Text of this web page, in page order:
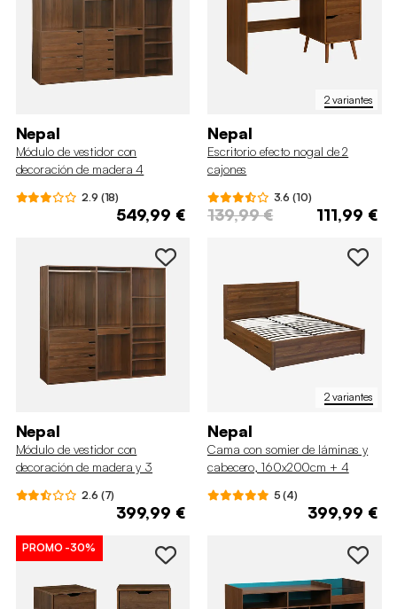
Nepal
Módulo de vestidor con
decoración de madera 4
2.9 (18)
549,99 €
2 variantes
Nepal
Escritorio efecto nogal de 2
cajones
3.6 (10)
139,99 € 111,99 €
Nepal
Módulo de vestidor con
decoración de madera y 3
2.6 (7)
399,99 €
2 variantes
Nepal
Cama con somier de láminas y
cabecero, 160x200cm + 4
5 (4)
399,99 €
PROMO-30%